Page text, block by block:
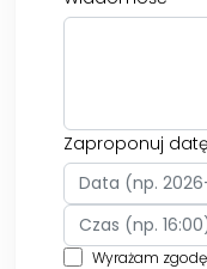
Zaproponuj
Wyrażam